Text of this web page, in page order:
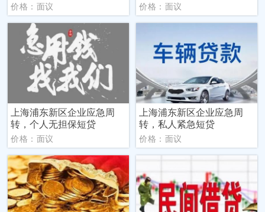
价格：面议 价格：面议
上海浦东新区企业应急周
转，个人无担保短贷
价格：面议
上海浦东新区企业应急周
转，私人紧急短贷
价格：面议